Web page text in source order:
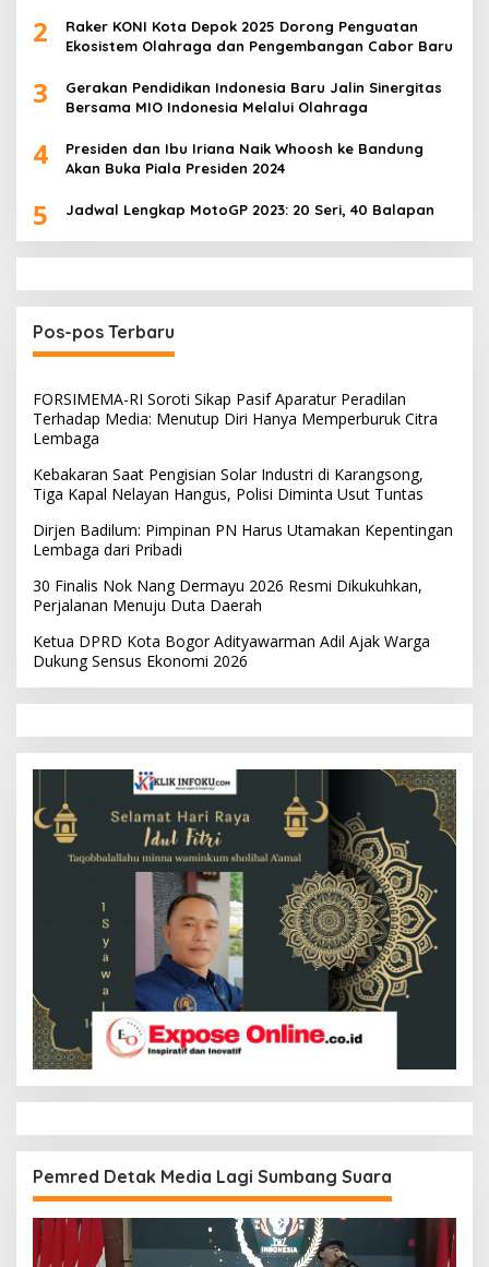
2
Raker KONI Kota Depok 2025 Dorong Penguatan
Ekosistem Olahraga dan Pengembangan Cabor Baru
3
Gerakan Pendidikan Indonesia Baru Jalin Sinergitas
Bersama MIO Indonesia Melalui Olahraga
4
Presiden dan Ibu Iriana Naik Whoosh ke Bandung
Akan Buka Piala Presiden 2024
5 Jadwal Lengkap MotoGP 2023: 20 Seri, 40 Balapan
Pos-pos Terbaru
FORSIMEMA-RI Soroti Sikap Pasif Aparatur Peradilan
Terhadap Media: Menutup Diri Hanya Memperburuk Citra
Lembaga
Kebakaran Saat Pengisian Solar Industri di Karangsong,
Tiga Kapal Nelayan Hangus, Polisi Diminta Usut Tuntas
Dirjen Badilum: Pimpinan PN Harus Utamakan Kepentingan
Lembaga dari Pribadi
30 Finalis Nok Nang Dermayu 2026 Resmi Dikukuhkan,
Perjalanan Menuju Duta Daerah
Ketua DPRD Kota Bogor Adityawarman Adil Ajak Warga
Dukung Sensus Ekonomi 2026
Pemred Detak Media Lagi Sumbang Suara
Pemutar